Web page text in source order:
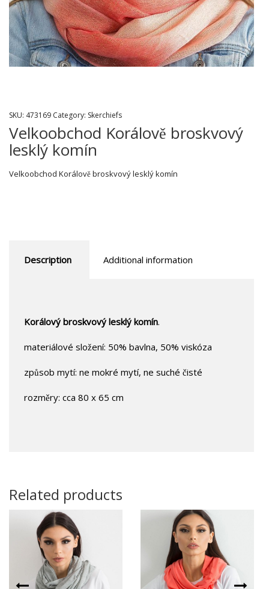
SKU: 473169 Category: Skerchiefs
Velkoobchod Korálově broskvový
lesklý komín
Velkoobchod Korálově broskvový lesklý komín
Description Additional information
Korálový broskvový lesklý komín.
materiálové složení: 50% bavlna, 50% viskóza
způsob mytí: ne mokré mytí, ne suché čisté
rozměry: cca 80 x 65 cm
Related products